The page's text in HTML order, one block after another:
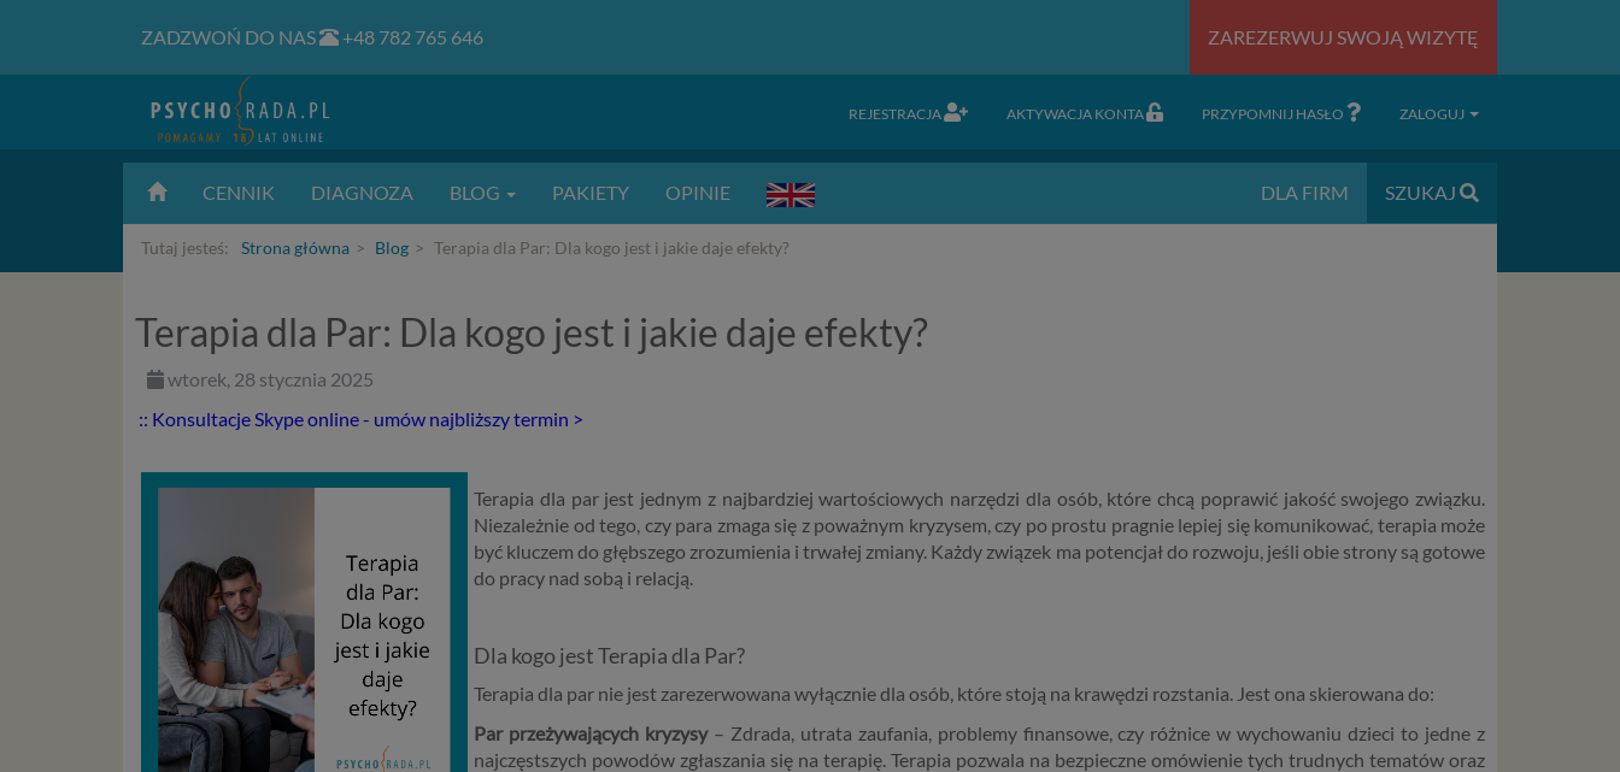
ZADZWOŃ DO NAS +48 782 765 646 ZAREZERWUJ SWOJĄ WIZYTĘ
REJESTRACJA AKTYWACJA KONTA PRZYPOMNIJ HASŁO ZALOGUJ
CENNIK DIAGNOZA BLOG PAKIETY OPINIE DLA FIRM SZUKAJ
Tutaj jesteś: Strona główna Blog Terapia dla Par: Dla kogo jest i jakie daje efekty?
Terapia dla Par: Dla kogo jest i jakie daje efekty?
wtorek, 28 stycznia 2025
:: Konsultacje Skype online - umów najbliższy termin >
Terapia dla par jest jednym z najbardziej wartościowych narzędzi dla osób, które chcą poprawić jakość swojego związku.
Niezależnie od tego, czy para zmaga się z poważnym kryzysem, czy po prostu pragnie lepiej się komunikować, terapia może
być kluczem do głębszego zrozumienia i trwałej zmiany. Każdy związek ma potencjał do rozwoju, jeśli obie strony są gotowe
do pracy nad sobą i relacją.
Dla kogo jest Terapia dla Par?
Terapia dla par nie jest zarezerwowana wyłącznie dla osób, które stoją na krawędzi rozstania. Jest ona skierowana do:
Par przeżywających kryzysy– Zdrada, utrata zaufania, problemy finansowe, czy różnice w wychowaniu dzieci to jedne z
najczęstszych powodów zgłaszania się na terapię. Terapia pozwala na bezpieczne omówienie tych trudnych tematów oraz